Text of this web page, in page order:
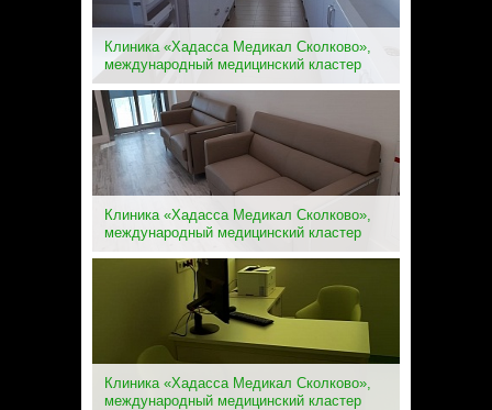
Клиника «Хадасса Медикал Сколково»,
международный медицинский кластер
Клиника «Хадасса Медикал Сколково»,
международный медицинский кластер
Клиника «Хадасса Медикал Сколково»,
международный медицинский кластер